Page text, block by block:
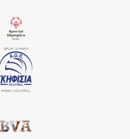
SPECIAL OLYMPICS
ΚΗΦΙΣΙΆ VOLLEYBALL